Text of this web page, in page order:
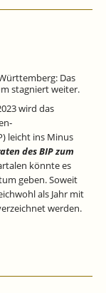
Das
stagniert weiter.
wird das
leicht ins Minus
des BIP zum
könnte es
geben. Soweit
als Jahr mit
werden.